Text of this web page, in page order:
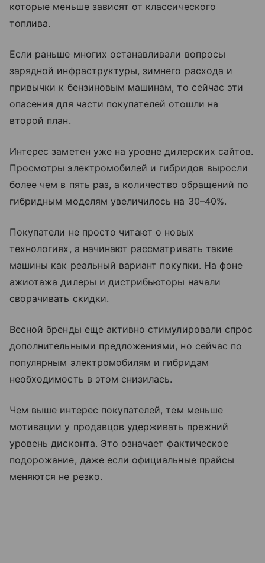
которые меньше зависят от классического
топлива.
Если раньше многих останавливали вопросы
зарядной инфраструктуры, зимнего расхода и
привычки к бензиновым машинам, то сейчас эти
опасения для части покупателей отошли на
второй план.
Интерес заметен уже на уровне дилерских сайтов.
Просмотры электромобилей и гибридов выросли
более чем в пять раз, а количество обращений по
гибридным моделям увеличилось на 30–40%.
Покупатели не просто читают о новых
технологиях, а начинают рассматривать такие
машины как реальный вариант покупки. На фоне
ажиотажа дилеры и дистрибьюторы начали
сворачивать скидки.
Весной бренды еще активно стимулировали спрос
дополнительными предложениями, но сейчас по
популярным электромобилям и гибридам
необходимость в этом снизилась.
Чем выше интерес покупателей, тем меньше
мотивации у продавцов удерживать прежний
уровень дисконта. Это означает фактическое
подорожание, даже если официальные прайсы
меняются не резко.